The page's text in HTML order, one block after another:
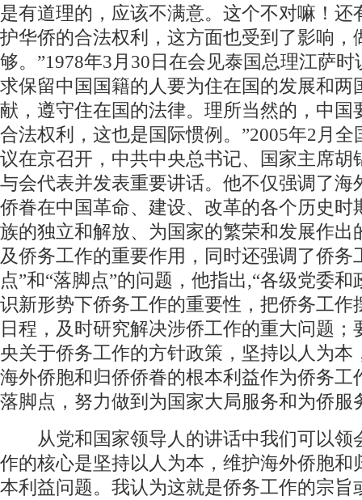
是有道理的，应该不满意。这个不对嘛！还
护华侨的合法权利，这方面也受到了影响，
够。”1978年3月30日在会见泰国总理江萨时
求保留中国国籍的人要为住在国的发展和两
献，遵守住在国的法律。理所当然的，中国
合法权利，这也是国际惯例。”2005年2月全
议在京召开，中共中央总书记、国家主席胡
与会代表并发表重要讲话。他不仅强调了海
侨眷在中国革命、建设、改革的各个历史时
族的独立和解放、为国家的繁荣和发展作出
及侨务工作的重要作用，同时还强调了侨务
点”和“落脚点”的问题，他指出,“各级党委和
识新形势下侨务工作的重要性，把侨务工作
日程，及时研究解决涉侨工作的重大问题；
央关于侨务工作的方针政策，坚持以人为本
海外侨胞和归侨侨眷的根本利益作为侨务工
落脚点，努力做到为国家大局服务和为侨服
从党和国家领导人的讲话中我们可以领
作的核心是坚持以人为本，维护海外侨胞和
本利益问题。我认为这就是侨务工作的宗旨